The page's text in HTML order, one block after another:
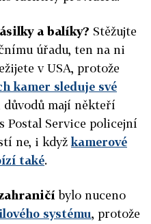
a balíky? Stěžujte
úřadu, ten na ni
v USA, protože
kamer sleduje své
mají někteří
Postal Service policejní
ne, i kdyžkamerové
také.
bylo nuceno
systému, protože